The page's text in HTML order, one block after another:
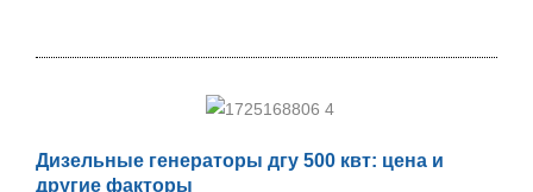
Дизельные генераторы дгу 500 квт: цена и
другие факторы